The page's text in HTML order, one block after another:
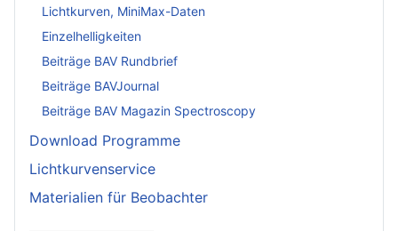
Lichtkurven, MiniMax-Daten
Einzelhelligkeiten
Beiträge BAV Rundbrief
Beiträge BAVJournal
Beiträge BAV Magazin Spectroscopy
Download Programme
Lichtkurvenservice
Materialien für Beobachter